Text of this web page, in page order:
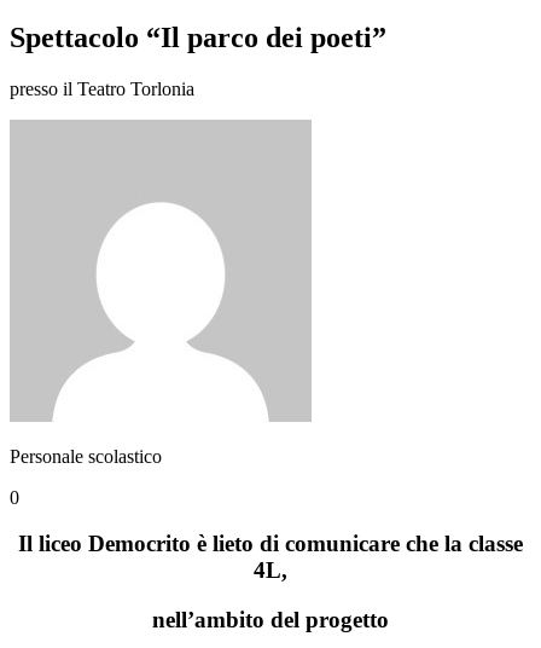
Spettacolo “Il parco dei poeti”
presso il Teatro Torlonia
Personale scolastico
0
Il liceo Democrito è lieto di comunicare che la classe
4L,
nell’ambito del progetto